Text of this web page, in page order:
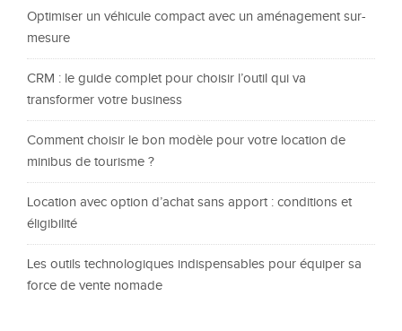
Optimiser un véhicule compact avec un aménagement sur-
mesure
CRM : le guide complet pour choisir l’outil qui va
transformer votre business
Comment choisir le bon modèle pour votre location de
minibus de tourisme ?
Location avec option d’achat sans apport : conditions et
éligibilité
Les outils technologiques indispensables pour équiper sa
force de vente nomade